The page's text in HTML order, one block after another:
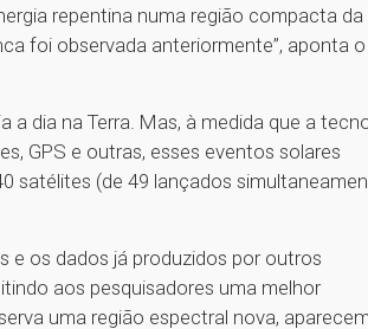
repentina numa região compacta da
foi observada anteriormente”, aponta o
dia na Terra. Mas, à medida que a
GPS e outras, esses eventos solares
satélites (de 49 lançados
e os dados já produzidos por outros
aos pesquisadores uma melhor
uma região espectral nova, aparecem